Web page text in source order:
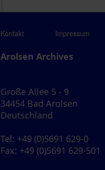
Kontakt Impressum
Arolsen Archives
Große Allee 5 - 9
34454 Bad Arolsen
Deutschland
Tel: +49 (0)5691 629-0
Fax: +49 (0)5691 629-501